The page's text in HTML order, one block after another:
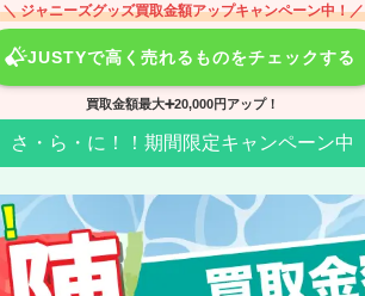
＼ ジャニーズグッズ買取金額アップキャンペーン中！／
JUSTYで高く売れるものをチェックする
買取金額最大➕20,000円アップ！
さ・ら・に！！期間限定キャンペーン中